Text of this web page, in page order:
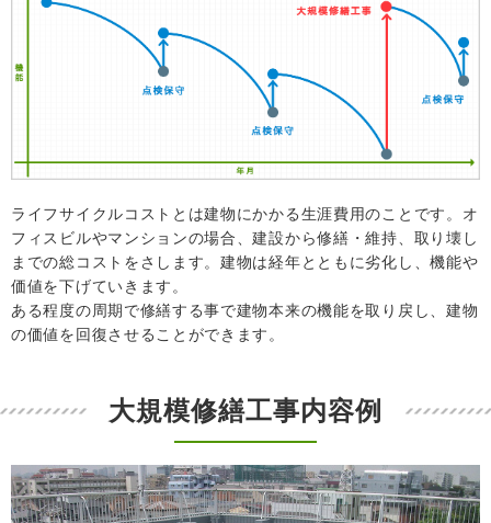
ライフサイクルコストとは建物にかかる生涯費用のことです。オ
フィスビルやマンションの場合、建設から修繕・維持、取り壊し
までの総コストをさします。建物は経年とともに劣化し、機能や
価値を下げていきます。
ある程度の周期で修繕する事で建物本来の機能を取り戻し、建物
の価値を回復させることができます。
大規模修繕工事内容例